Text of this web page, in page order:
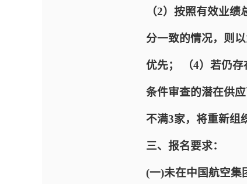
（2）按照有效业
分一致的情况，则
优先； （4）若仍
条件审查的潜在供
不满3家，将重新组
三、报名要求：
(一)未在中国航空集